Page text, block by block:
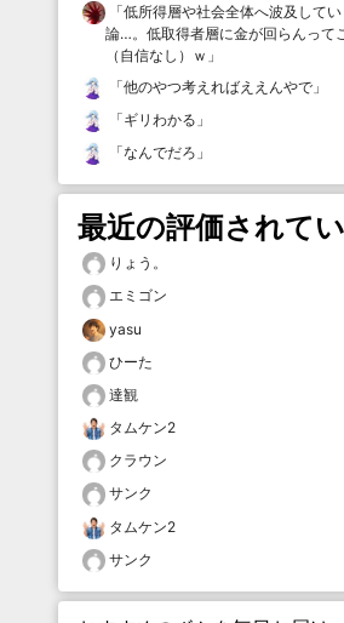
「低所得層や社会全体へ波及して
論…。低取得者層に金が回らんって
（自信なし）ｗ 」
「他のやつ考えればええんやで 」
「ギリわかる 」
「なんでだろ 」
最近の評価されて
りょう。
エミゴン
yasu
ひーた
達観
タムケン2
クラウン
サンク
タムケン2
サンク